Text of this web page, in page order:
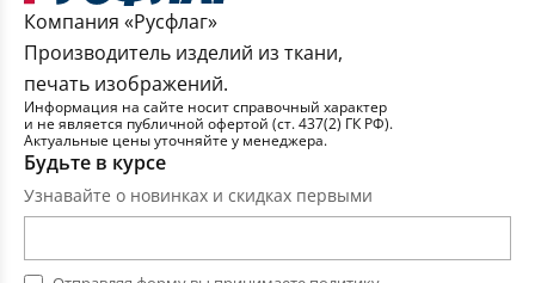
Компания «Русфлаг»
Производитель изделий из ткани,
печать изображений.
Информация на сайте носит справочный характер
и не является публичной офертой (ст. 437(2) ГК РФ).
Актуальные цены уточняйте у менеджера.
Будьте в курсе
Узнавайте о новинках и скидках первыми